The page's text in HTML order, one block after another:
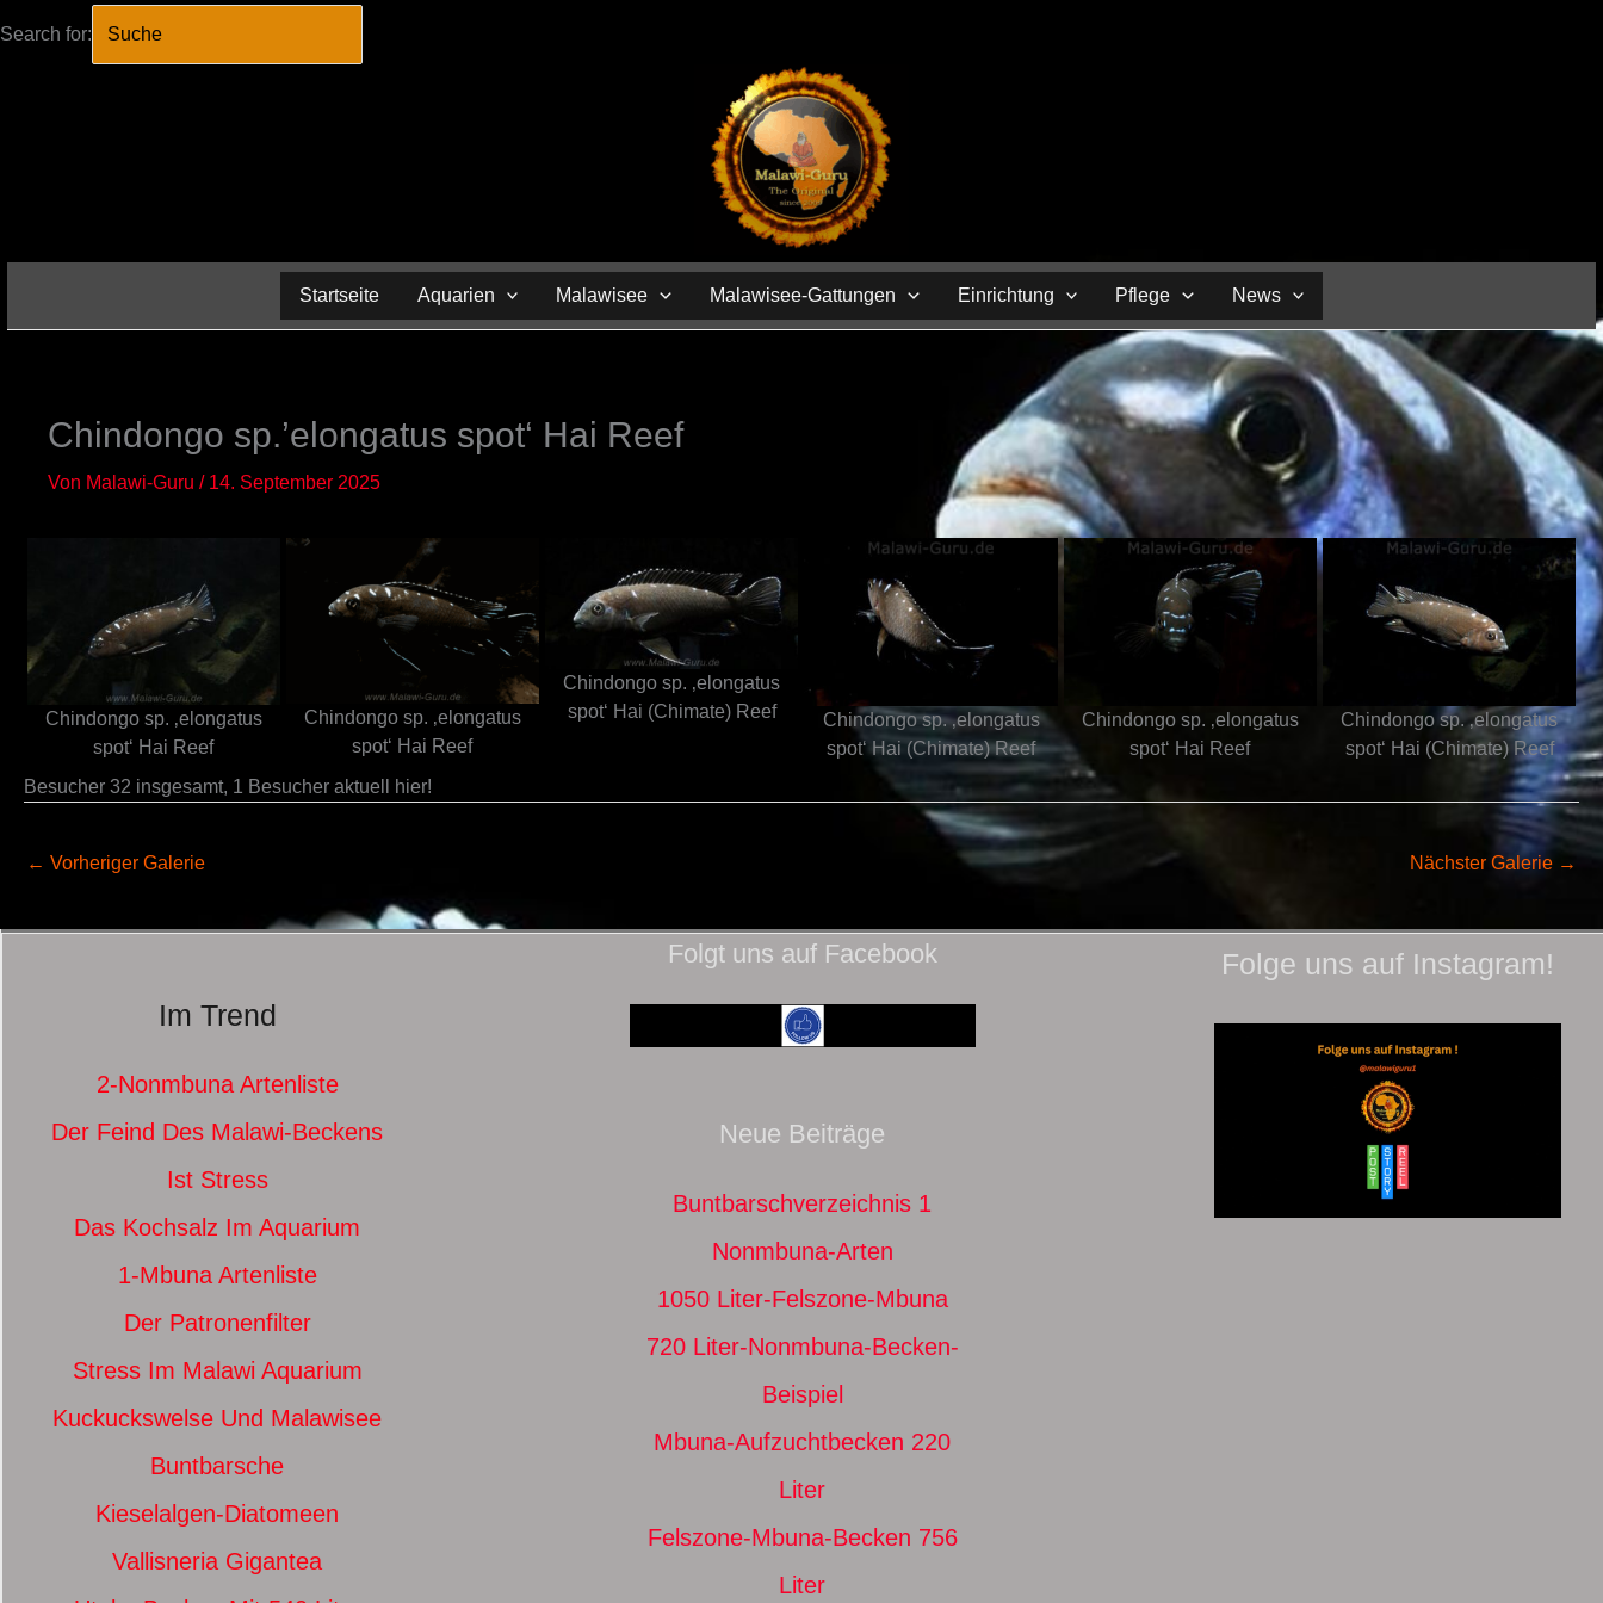
Search for:
Startseite Aquarien Malawisee Malawisee-Gattungen Einrichtung Pflege News
Chindongo sp.’elongatus spot‘ Hai Reef
Von Malawi-Guru / 14. September 2025
Chindongo sp. ‚elongatus
spot‘ Hai Reef
Chindongo sp. ‚elongatus
spot‘ Hai Reef
Chindongo sp. ‚elongatus
spot‘ Hai (Chimate) Reef
Chindongo sp. ‚elongatus
spot‘ Hai (Chimate) Reef
Chindongo sp. ‚elongatus
spot‘ Hai Reef
Chindongo sp. ‚elongatus
spot‘ Hai (Chimate) Reef
Besucher 32 insgesamt, 1 Besucher aktuell hier!
← Vorheriger Galerie Nächster Galerie →
Im Trend
2-Nonmbuna Artenliste
Der Feind Des Malawi-Beckens
Ist Stress
Das Kochsalz Im Aquarium
1-Mbuna Artenliste
Der Patronenfilter
Stress Im Malawi Aquarium
Kuckuckswelse Und Malawisee
Buntbarsche
Kieselalgen-Diatomeen
Vallisneria Gigantea
Folgt uns auf Facebook
Neue Beiträge
Buntbarschverzeichnis 1
Nonmbuna-Arten
1050 Liter-Felszone-Mbuna
720 Liter-Nonmbuna-Becken-
Beispiel
Mbuna-Aufzuchtbecken 220
Liter
Felszone-Mbuna-Becken 756
Liter
Folge uns auf Instagram!